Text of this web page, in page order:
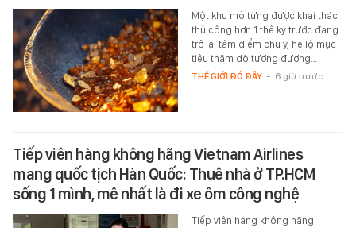
Một khu mỏ từng được khai thác
thủ công hơn 1 thế kỷ trước đang
trở lại tâm điểm chú ý, hé lộ mục
tiêu thăm dò tương đương…
THẾ GIỚI ĐÓ ĐÂY - 6 giờ trước
Tiếp viên hàng không hãng Vietnam Airlines
mang quốc tịch Hàn Quốc: Thuê nhà ở TP.HCM
sống 1 mình, mê nhất là đi xe ôm công nghệ
Tiếp viên hàng không hãng